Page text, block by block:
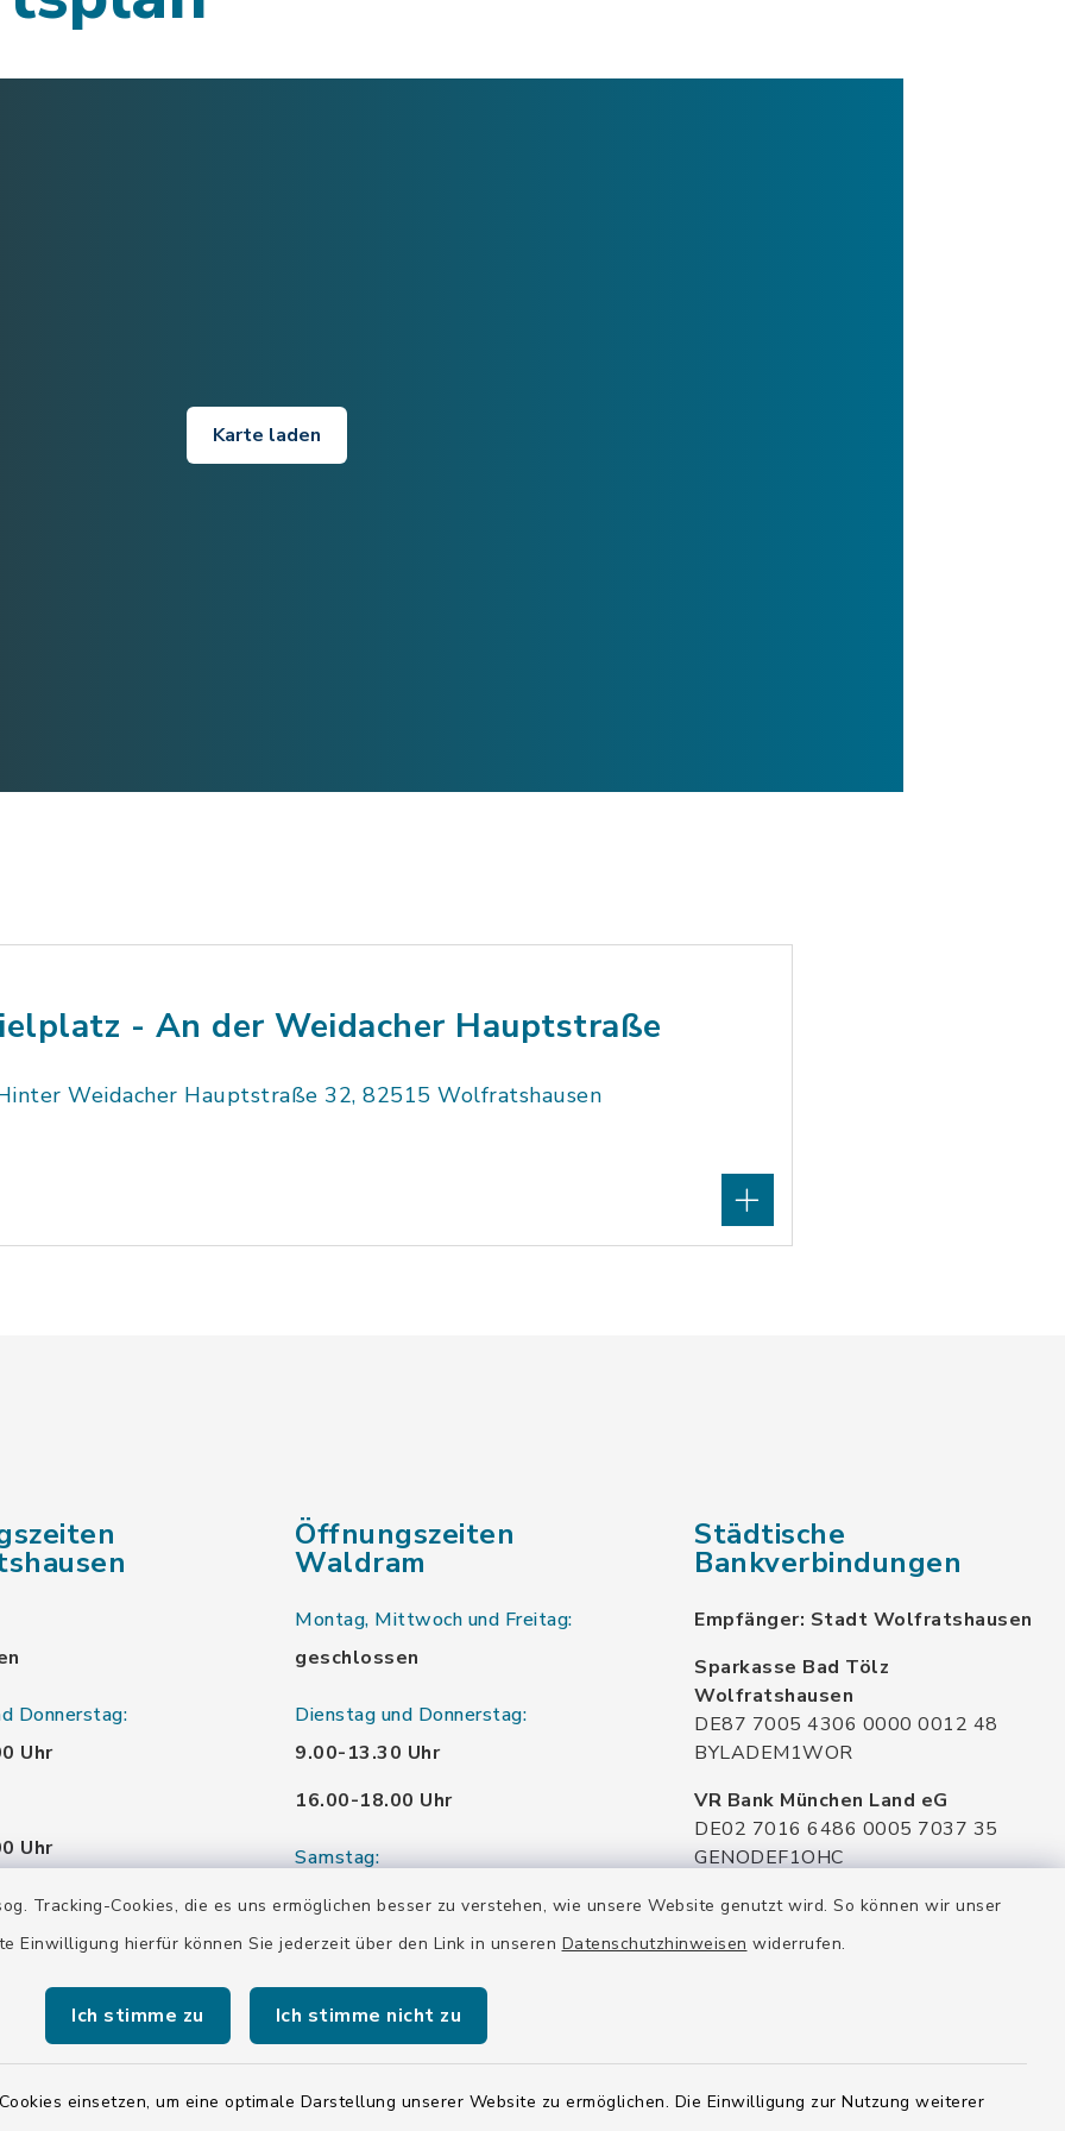
Tracking-Cookies, die es uns ermöglichen besser zu verstehen, wie unsere Website genutzt wird. So können wir unser
Einwilligung hierfür können Sie jederzeit über den Link in unseren Datenschutzhinweisen widerrufen.
Ich stimme zu Ich stimme nicht zu
einsetzen, um eine optimale Darstellung unserer Website zu ermöglichen. Die Einwilligung zur Nutzung weiterer
Karte laden
- An der Weidacher Hauptstraße
Weidacher Hauptstraße 32, 82515 Wolfratshausen
Donnerstag:
Uhr
Uhr
Uhr
Uhr
Öffnungszeiten
Waldram
Montag, Mittwoch und Freitag:
geschlossen
Dienstag und Donnerstag:
9.00-13.30 Uhr
16.00-18.00 Uhr
Samstag:
10.00-12.00 Uhr
Städtische
Bankverbindungen
Empfänger: Stadt Wolfratshausen
Sparkasse Bad Tölz
Wolfratshausen
DE87 7005 4306 0000 0012 48
BYLADEM1WOR
VR Bank München Land eG
DE02 7016 6486 0005 7037 35
GENODEF1OHC
Raiffeisenbank Isar Loisachtal eG
DE92 7016 9543 0001 0005 00
HYVEDEMMXXX